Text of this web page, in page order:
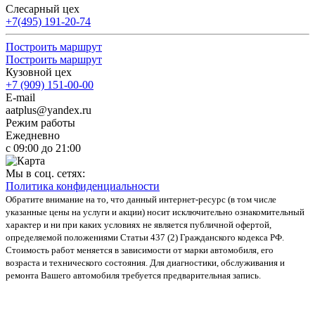
Слесарный цех
+7(495) 191-20-74
Построить маршрут
Построить маршрут
Кузовной цех
+7 (909) 151-00-00
E-mail
aatplus@yandex.ru
Режим работы
Ежедневно
с 09:00 до 21:00
Мы в соц. сетях:
Политика конфиденциальности
Обратите внимание на то, что данный интернет-ресурс (в том числе
указанные цены на услуги и акции) носит исключительно ознакомительный
характер и ни при каких условиях не является публичной офертой,
определяемой положениями Статьи 437 (2) Гражданского кодекса РФ.
Стоимость работ меняется в зависимости от марки автомобиля, его
возраста и технического состояния. Для диагностики, обслуживания и
ремонта Вашего автомобиля требуется предварительная запись.